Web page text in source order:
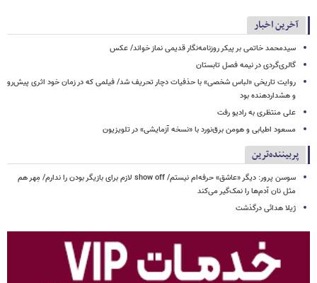
آخرین اخبار
سیدمحمد خاتمی بر پیکر روزنامه‌نگار قدیمی نماز خواند/ عکس
گالری‌گردی در نیمه فصل تابستان
روایت تاریخی «لباس شخصی» با حذفیات دچار تحریف شد/ فیلمی که در زمان خود اثری پیش‌رو
و هشداردهنده بود
علی منتظری به رادیو رفت
مسعود اطیابی و هومن برق‌نورد با «نسخه آزمایشی» در تلویزیون
پربیننده‌ترین
سوسن پرور: دیگر «عاشق» حرفه‌ام نیستم/ show off لازم برای بازیگر بودن را ندارم/ مِهر هم
مثل نان آدم‌ها را نمک‌گیر می‌کند
ژیلا هدائی درگذشت